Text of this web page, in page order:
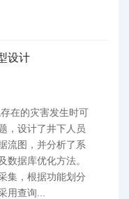
设计
在的灾害发生时可
，设计了井下人员
流图，并分析了系
数据库优化方法。
集，根据功能划分
用查询...